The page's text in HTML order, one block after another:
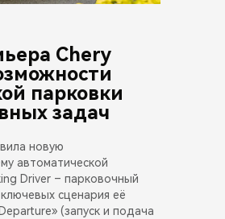
Chery
парковки
задач
новую
автоматической
Driver – парковочный
сценария её
(запуск и подача